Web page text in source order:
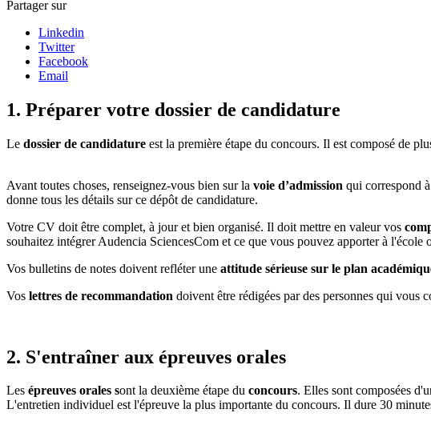
Partager sur
Linkedin
Twitter
Facebook
Email
1. Préparer votre dossier de candidature
Le dossier de candidature est la première étape du concours. Il est composé de
Avant toutes choses, renseignez-vous bien sur la voie d’admission qui correspond
donne tous les détails sur ce dépôt de candidature.
Votre CV doit être complet, à jour et bien organisé. Il doit mettre en valeur vos
souhaitez intégrer Audencia SciencesCom et ce que vous pouvez apporter à l'école
Vos bulletins de notes doivent refléter une attitude sérieuse sur le plan
Vos lettres de recommandation doivent être rédigées par des personnes qui vous
2. S'entraîner aux épreuves orales
Les épreuves orales sont la deuxième étape du concours. Elles sont composées
L'entretien individuel est l'épreuve la plus importante du concours. Il dure 30